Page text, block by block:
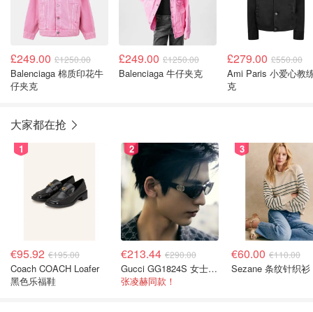
£249.00 £1250.00
Balenciaga 棉质印花牛
仔夹克
£249.00 £1250.00
Balenciaga 牛仔夹克
£279.00 £550.00
Ami Paris 小爱心教
克
大家都在抢
1
€95.92 €195.00
Coach COACH Loafer
黑色乐福鞋
2
€213.44 €290.00
Gucci GG1824S 女士太阳镜
张凌赫同款！
3
€60.00 €110.00
Sezane 条纹针织衫